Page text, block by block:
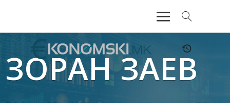
АКТУЕЛНО
ЕКОНОМИЈА
ЗОРАН ЗАЕВ